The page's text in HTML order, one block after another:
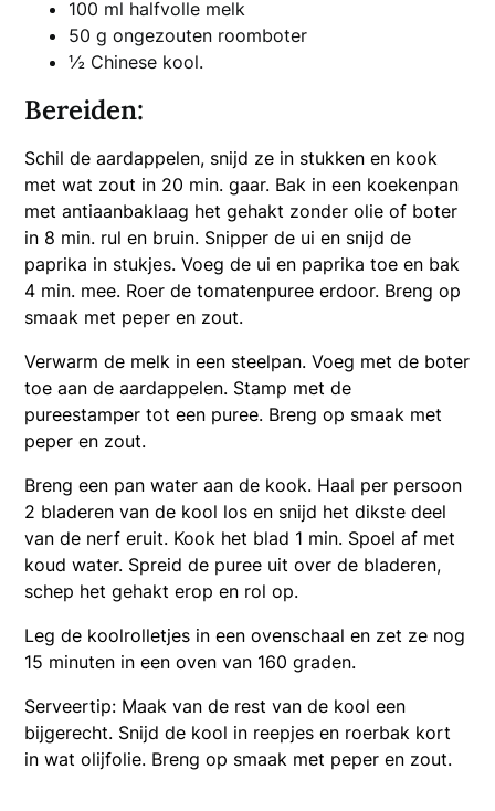
100 ml halfvolle melk
50 g ongezouten roomboter
½ Chinese kool.
Bereiden:
Schil de aardappelen, snijd ze in stukken en kook
met wat zout in 20 min. gaar. Bak in een koekenpan
met antiaanbaklaag het gehakt zonder olie of boter
in 8 min. rul en bruin. Snipper de ui en snijd de
paprika in stukjes. Voeg de ui en paprika toe en bak
4 min. mee. Roer de tomatenpuree erdoor. Breng op
smaak met peper en zout.
Verwarm de melk in een steelpan. Voeg met de boter
toe aan de aardappelen. Stamp met de
pureestamper tot een puree. Breng op smaak met
peper en zout.
Breng een pan water aan de kook. Haal per persoon
2 bladeren van de kool los en snijd het dikste deel
van de nerf eruit. Kook het blad 1 min. Spoel af met
koud water. Spreid de puree uit over de bladeren,
schep het gehakt erop en rol op.
Leg de koolrolletjes in een ovenschaal en zet ze nog
15 minuten in een oven van 160 graden.
Serveertip: Maak van de rest van de kool een
bijgerecht. Snijd de kool in reepjes en roerbak kort
in wat olijfolie. Breng op smaak met peper en zout.